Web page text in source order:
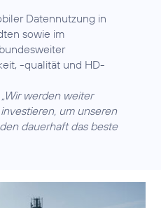
Datennutzung in
sowie im
-qualität und HD-
„Wir werden weiter
um unseren
dauerhaft das beste